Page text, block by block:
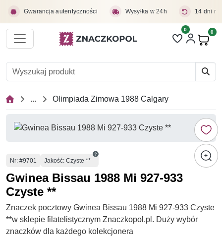
Gwarancja autentyczności Wysyłka w 24h 14 dni
Liczba pozycji
0 0
... Olimpiada Zimowa 1988 Calgary
Numer
Nr: #9701 Jakość: Czyste **
Gwinea Bissau 1988 Mi 927-933
Czyste **
Znaczek pocztowy Gwinea Bissau 1988 Mi 927-933 Czyste
**w sklepie filatelistycznym Znaczkopol.pl. Duży wybór
znaczków dla każdego kolekcjonera